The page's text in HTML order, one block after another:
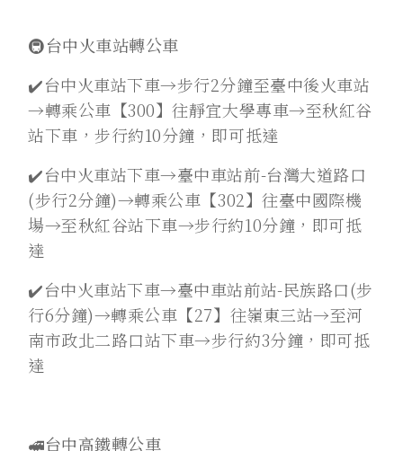
🚇台中火車站轉公車
✔️台中火車站下車→步行2分鐘至臺中後火車站
→轉乘公車【300】往靜宜大學專車→至秋紅谷
站下車，步行約10分鐘，即可抵達
✔️台中火車站下車→臺中車站前-台灣大道路口
(步行2分鐘)→轉乘公車【302】往臺中國際機
場→至秋紅谷站下車→步行約10分鐘，即可抵
達
✔️台中火車站下車→臺中車站前站-民族路口(步
行6分鐘)→轉乘公車【27】往嶺東三站→至河
南市政北二路口站下車→步行約3分鐘，即可抵
達
🚅台中高鐵轉公車